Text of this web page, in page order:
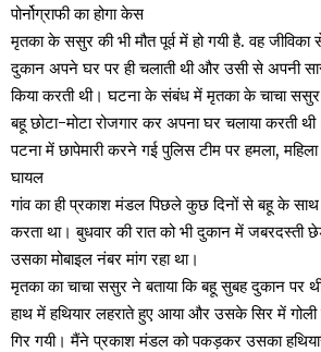
पोर्नोग्राफी का होगा केस
मृतका के ससुर की भी मौत पूर्व में हो गयी है. वह
दुकान अपने घर पर ही चलाती थी और उसी से अपनी
किया करती थी। घटना के संबंध में मृतका के चाचा ससुर
बहू छोटा-मोटा रोजगार कर अपना घर चलाया करती
पटना में छापेमारी करने गई पुलिस टीम पर हमला, महिला
घायल
गांव का ही प्रकाश मंडल पिछले कुछ दिनों से बहू के
करता था। बुधवार की रात को भी दुकान में
उसका मोबाइल नंबर मांग रहा था।
मृतका का चाचा ससुर ने बताया कि बहू सुबह दुकान पर
हाथ में हथियार लहराते हुए आया और उसके सिर में गोली
गिर गयी। मैंने प्रकाश मंडल को पकड़कर उसका